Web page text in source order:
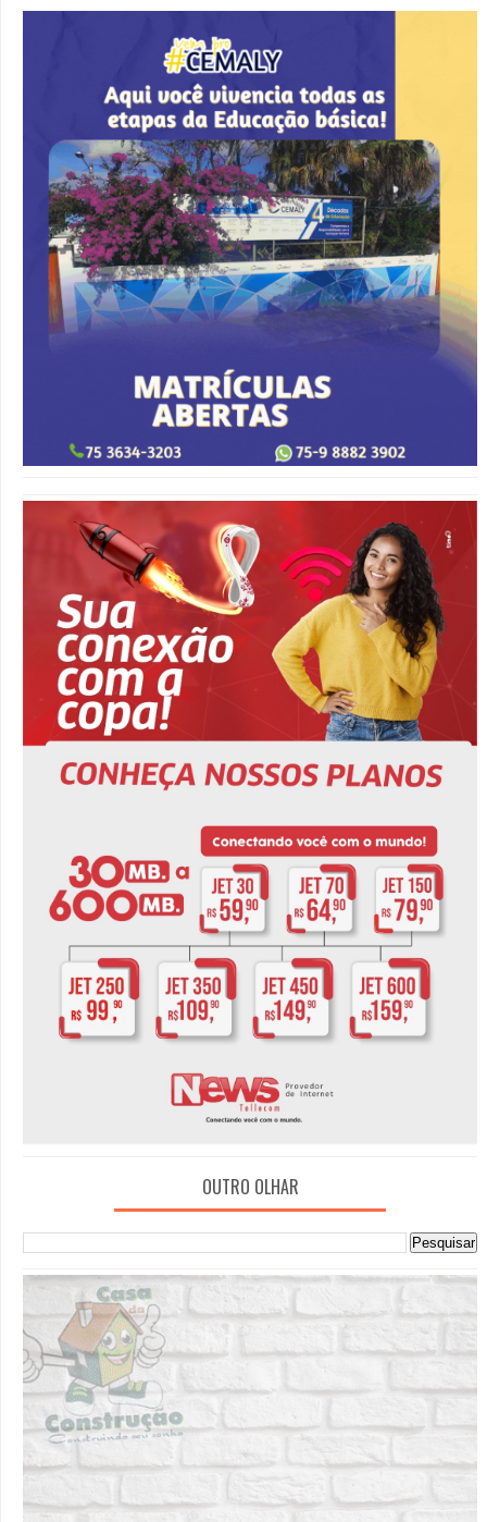
OUTRO OLHAR